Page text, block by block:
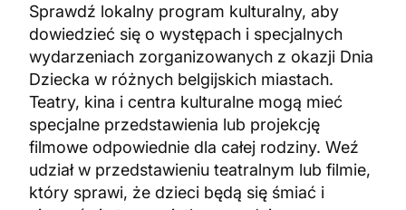
Sprawdź lokalny program kulturalny, aby
dowiedzieć się o występach i specjalnych
wydarzeniach zorganizowanych z okazji Dnia
Dziecka w różnych belgijskich miastach.
Teatry, kina i centra kulturalne mogą mieć
specjalne przedstawienia lub projekcję
filmowe odpowiednie dla całej rodziny. Weź
udział w przedstawieniu teatralnym lub filmie,
który sprawi, że dzieci będą się śmiać i